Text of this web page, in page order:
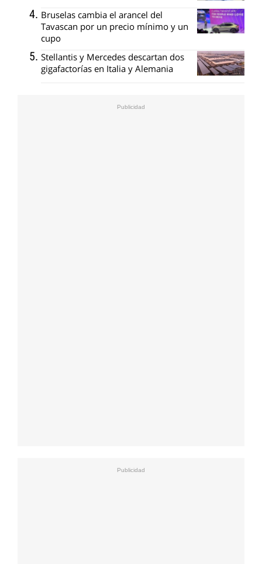
Bruselas cambia el arancel del
Tavascan por un precio mínimo y un
cupo
Stellantis y Mercedes descartan dos
gigafactorías en Italia y Alemania